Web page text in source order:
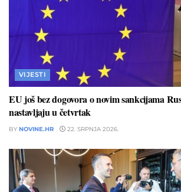
VIJESTI
EU još bez dogovora o novim sankcijama
nastavljaju u četvrtak
BY NOVINE.HR 22. SRPNJA 2026.